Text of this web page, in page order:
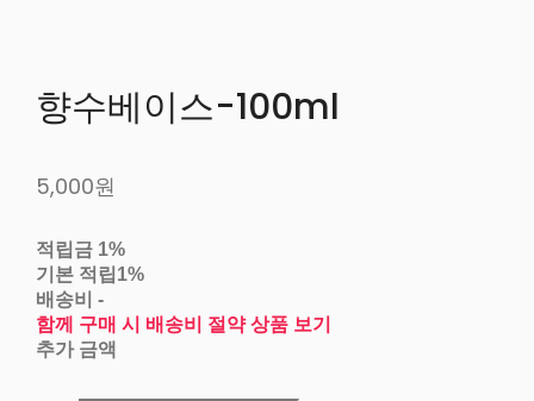
향수베이스-100ml
5,000원
적립금 1%
기본 적립 1%
배송비 -
함께 구매 시 배송비 절약 상품 보기
추가 금액